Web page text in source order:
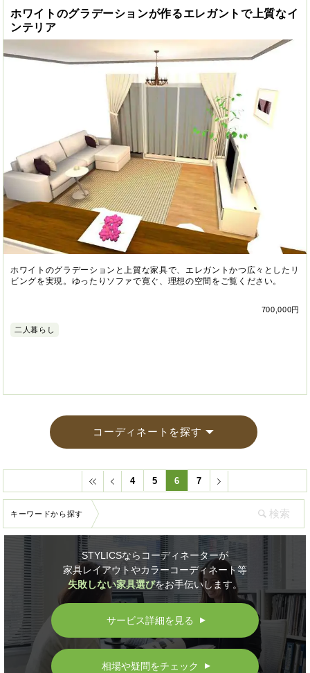
ホワイトのグラデーションが作るエレガントで上質なイ
ンテリア
ホワイトのグラデーションと上質な家具で、エレガントかつ広々としたリ
ビングを実現。ゆったりソファで寛ぐ、理想の空間をご覧ください。
700,000円
二人暮らし
コーディネートを探す
4 5 6 7
キーワードから探す
STYLICSならコーディネーターが
家具レイアウトやカラーコーディネート等
失敗しない家具選びをお手伝いします。
サービス詳細を見る ▲
相場や疑問をチェック ▲